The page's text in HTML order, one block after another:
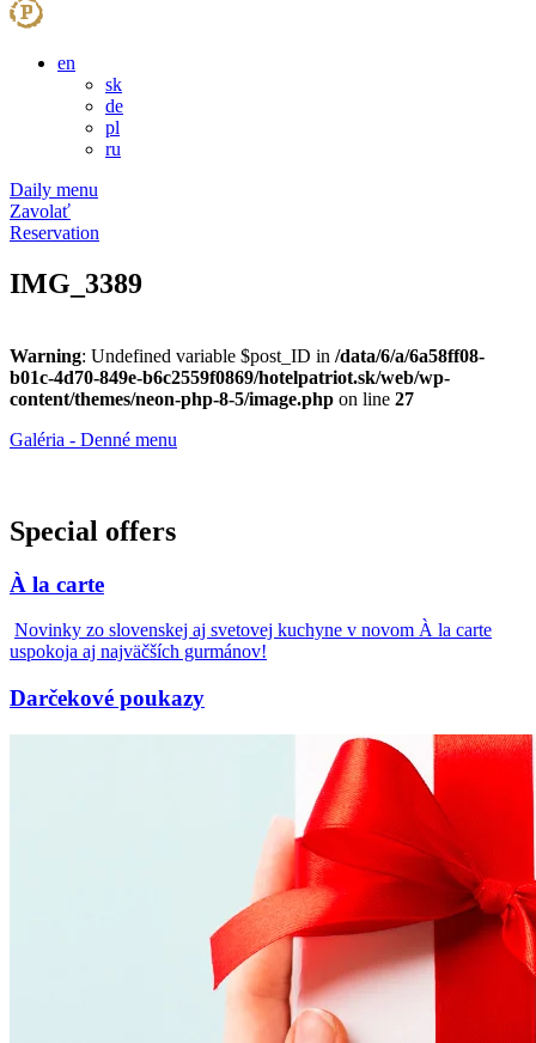
en
sk
de
pl
ru
Daily menu
Zavolať
Reservation
IMG_3389
Warning: Undefined variable $post_ID in /data/6/a/6a58ff08-
b01c-4d70-849e-b6c2559f0869/hotelpatriot.sk/web/wp-
content/themes/neon-php-8-5/image.php on line 27
Galéria - Denné menu
Special offers
À la carte
Novinky zo slovenskej aj svetovej kuchyne v novom À la carte
uspokoja aj najväčších gurmánov!
Darčekové poukazy